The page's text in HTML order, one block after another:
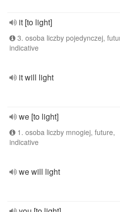
it [to light]
3. osoba liczby pojedynczej,
indicative
it will light
we [to light]
1. osoba liczby mnogiej, future,
indicative
we will light